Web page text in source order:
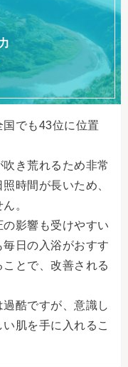
でも43位に位置
き荒れるため非常
時間が長いため、
。
影響も受けやすい
日の入浴がおすす
とで、改善される
酷ですが、意識し
肌を手に入れるこ